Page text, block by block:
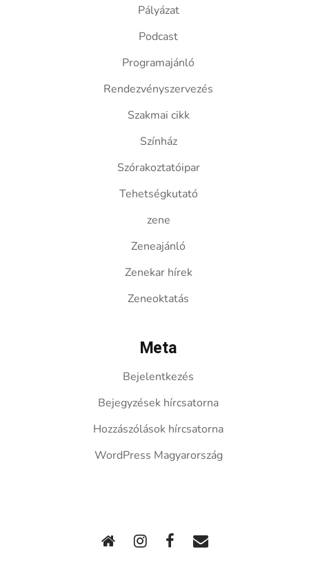
Pályázat
Podcast
Programajánló
Rendezvényszervezés
Szakmai cikk
Színház
Szórakoztatóipar
Tehetségkutató
zene
Zeneajánló
Zenekar hírek
Zeneoktatás
Meta
Bejelentkezés
Bejegyzések hírcsatorna
Hozzászólások hírcsatorna
WordPress Magyarország